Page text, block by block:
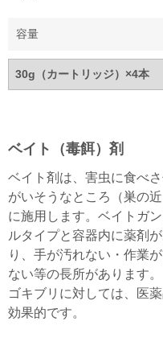
容量
30g（カートリッジ）×4本
ベイト（毒餌）剤
ベイト剤は、害虫に食べ
がいそうなところ（巣の
に施用します。ベイトガ
ルタイプと容器内に薬剤
り、手が汚れない・作業
ない等の長所があります。
ゴキブリに対しては、医
効果的です。